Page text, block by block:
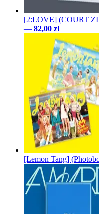
[2:LOVE] (COURT
— 82,00 zł
[Lemon Tang]